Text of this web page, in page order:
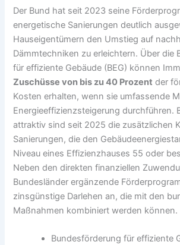
Der Bund hat seit 2023 seine
energetische Sanierungen deutlich
Hauseigentümern den Umstieg auf
Dämmtechniken zu erleichtern. Über die
für effiziente Gebäude (BEG) können
Zuschüsse von bis zu 40 Prozent der
Kosten erhalten, wenn sie umfassende
Energieeffizienzsteigerung durchführen.
attraktiv sind seit 2025 die zusätzlichen
Sanierungen, die den
Niveau eines Effizienzhauses 55 oder
Neben den direkten finanziellen
Bundesländer ergänzende
zinsgünstige Darlehen an, die mit den
Maßnahmen kombiniert werden können.
Bundesförderung für effiziente